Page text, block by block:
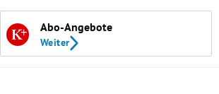
Abo-Angebote
Weiter